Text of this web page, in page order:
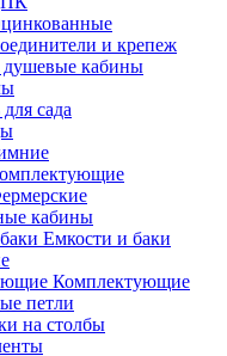
и крепеж
душевые кабины
сада
кабины
Емкости и баки
Комплектующие
петли
на столбы